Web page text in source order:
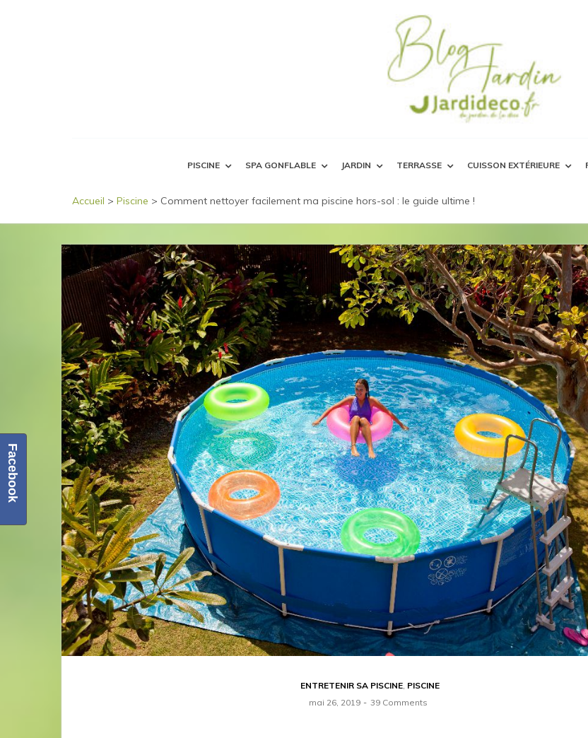
PISCINE SPA GONFLABLE JARDIN TERRASSE CUISSON EXTÉRIEURE
Accueil > Piscine > Comment nettoyer facilement ma piscine hors-sol : le guide ultime !
ENTRETENIR SA PISCINE, PISCINE
mai 26, 2019
39 Comments
Facebook